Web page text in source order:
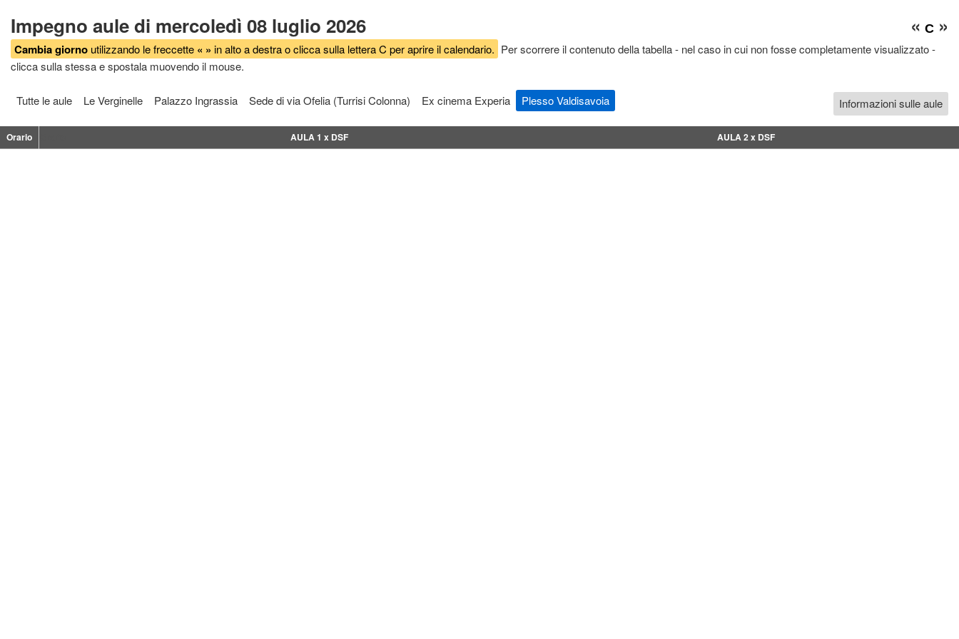
Orario
« C »
Impegno aule di mercoledì 08 luglio 2026
Cambia giorno utilizzando le freccette « » in alto a destra o clicca sulla lettera C per aprire il calendario. Per scorrere il contenuto della tabella - nel caso in cui non fosse completamente visualizzato -
clicca sulla stessa e spostala muovendo il mouse.
Tutte le aule Le Verginelle Palazzo Ingrassia Sede di via Ofelia (Turrisi Colonna) Ex cinema Experia Plesso Valdisavoia Informazioni sulle aule
AULA 1 x DSF AULA 2 x DSF